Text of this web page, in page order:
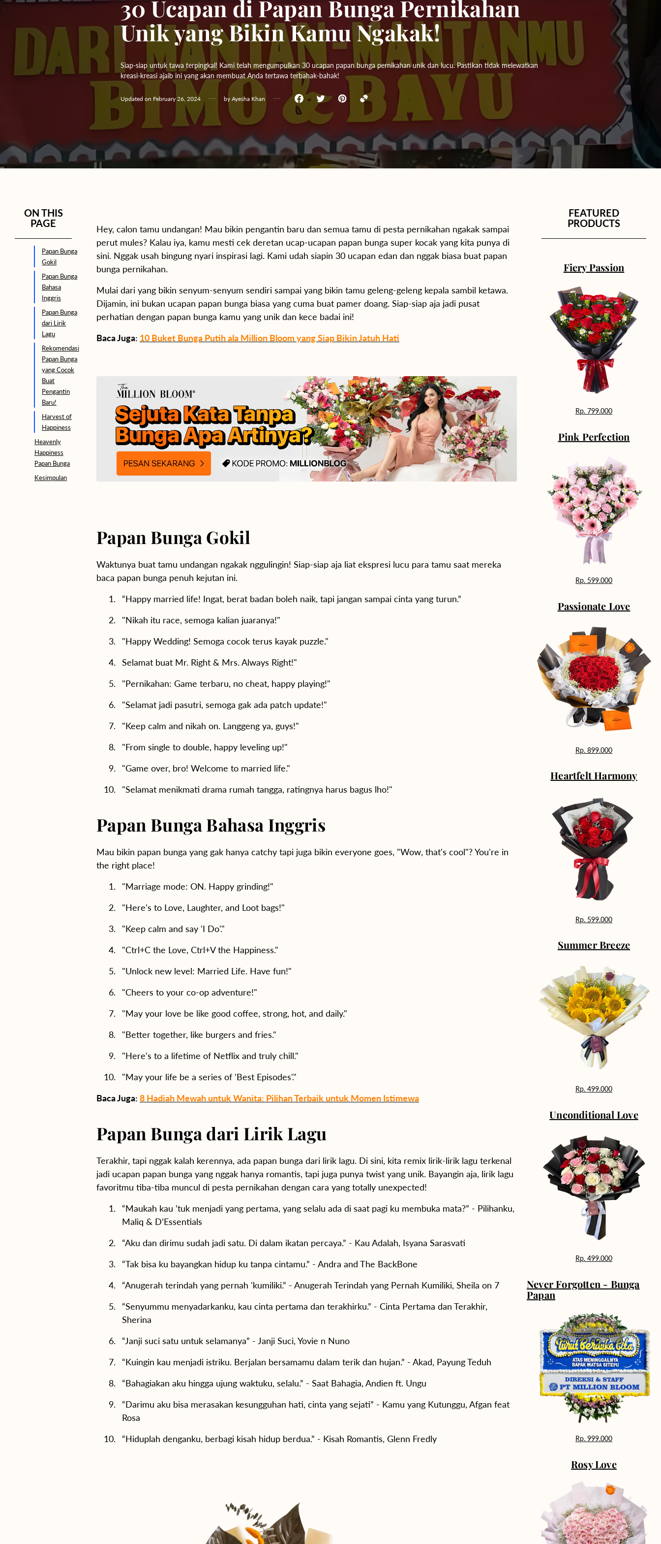
Hydrangeas
Bloom Boxes
Yogyakarta
Bali
30 Ucapan di Papan Bunga Pernikahan
Unik yang Bikin Kamu Ngakak!
Siap-siap untuk tawa terpingkal! Kami telah mengumpulkan 30 ucapan papan bunga pernikahan unik dan lucu. Pastikan tidak melewatkan
kreasi-kreasi ajaib ini yang akan membuat Anda tertawa terbahak-bahak!
Updated on February 26, 2024 by Ayesha Khan
ON THIS
PAGE
Papan Bunga
Gokil
Papan Bunga
Bahasa
Inggris
Papan Bunga
dari Lirik
Lagu
Rekomendasi
Papan Bunga
yang Cocok
Buat
Pengantin
Baru!
Harvest of
Happiness
Heavenly
Happiness
Papan Bunga
Kesimpulan
Hey, calon tamu undangan! Mau bikin pengantin baru dan semua tamu di pesta pernikahan ngakak sampai
perut mules? Kalau iya, kamu mesti cek deretan ucap-ucapan papan bunga super kocak yang kita punya di
sini. Nggak usah bingung nyari inspirasi lagi. Kami udah siapin 30 ucapan edan dan nggak biasa buat papan
bunga pernikahan.
Mulai dari yang bikin senyum-senyum sendiri sampai yang bikin tamu geleng-geleng kepala sambil ketawa.
Dijamin, ini bukan ucapan papan bunga biasa yang cuma buat pamer doang. Siap-siap aja jadi pusat
perhatian dengan papan bunga kamu yang unik dan kece badai ini!
Baca Juga: 10 Buket Bunga Putih ala Million Bloom yang Siap Bikin Jatuh Hati
Papan Bunga Gokil
Waktunya buat tamu undangan ngakak nggulingin! Siap-siap aja liat ekspresi lucu para tamu saat mereka
baca papan bunga penuh kejutan ini.
“Happy married life! Ingat, berat badan boleh naik, tapi jangan sampai cinta yang turun.”
"Nikah itu race, semoga kalian juaranya!"
"Happy Wedding! Semoga cocok terus kayak puzzle."
Selamat buat Mr. Right & Mrs. Always Right!"
"Pernikahan: Game terbaru, no cheat, happy playing!"
"Selamat jadi pasutri, semoga gak ada patch update!"
"Keep calm and nikah on. Langgeng ya, guys!"
"From single to double, happy leveling up!"
"Game over, bro! Welcome to married life."
"Selamat menikmati drama rumah tangga, ratingnya harus bagus lho!"
Papan Bunga Bahasa Inggris
Mau bikin papan bunga yang gak hanya catchy tapi juga bikin everyone goes, "Wow, that's cool"? You're in
the right place!
"Marriage mode: ON. Happy grinding!"
"Here's to Love, Laughter, and Loot bags!"
"Keep calm and say 'I Do'."
"Ctrl+C the Love, Ctrl+V the Happiness."
"Unlock new level: Married Life. Have fun!"
"Cheers to your co-op adventure!"
"May your love be like good coffee, strong, hot, and daily."
"Better together, like burgers and fries."
"Here's to a lifetime of Netflix and truly chill."
"May your life be a series of 'Best Episodes'."
Baca Juga: 8 Hadiah Mewah untuk Wanita: Pilihan Terbaik untuk Momen Istimewa
Papan Bunga dari Lirik Lagu
Terakhir, tapi nggak kalah kerennya, ada papan bunga dari lirik lagu. Di sini, kita remix lirik-lirik lagu terkenal
jadi ucapan papan bunga yang nggak hanya romantis, tapi juga punya twist yang unik. Bayangin aja, lirik lagu
favoritmu tiba-tiba muncul di pesta pernikahan dengan cara yang totally unexpected!
“Maukah kau ‘tuk menjadi yang pertama, yang selalu ada di saat pagi ku membuka mata?” - Pilihanku,
Maliq & D’Essentials
“Aku dan dirimu sudah jadi satu. Di dalam ikatan percaya.” - Kau Adalah, Isyana Sarasvati
“Tak bisa ku bayangkan hidup ku tanpa cintamu.” - Andra and The BackBone
“Anugerah terindah yang pernah 'kumiliki.” - Anugerah Terindah yang Pernah Kumiliki, Sheila on 7
“Senyummu menyadarkanku, kau cinta pertama dan terakhirku.” - Cinta Pertama dan Terakhir,
Sherina
“Janji suci satu untuk selamanya” - Janji Suci, Yovie n Nuno
“Kuingin kau menjadi istriku. Berjalan bersamamu dalam terik dan hujan.” - Akad, Payung Teduh
“Bahagiakan aku hingga ujung waktuku, selalu.” - Saat Bahagia, Andien ft. Ungu
“Darimu aku bisa merasakan kesungguhan hati, cinta yang sejati” - Kamu yang Kutunggu, Afgan feat
Rosa
“Hiduplah denganku, berbagi kisah hidup berdua.” - Kisah Romantis, Glenn Fredly
FEATURED
PRODUCTS
Fiery Passion
Rp. 799.000
Pink Perfection
Rp. 599.000
Passionate Love
Rp. 899.000
Heartfelt Harmony
Rp. 599.000
Summer Breeze
Rp. 499.000
Unconditional Love
Rp. 499.000
Never Forgotten - Bunga
Papan
Rp. 999.000
Rosy Love